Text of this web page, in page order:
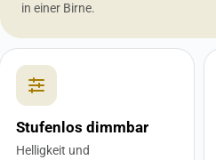
in einer Birne.
Stufenlos dimmbar
Helligkeit und